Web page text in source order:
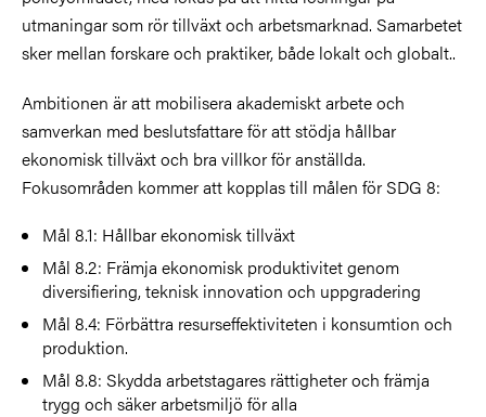
utmaningar som rör tillväxt och arbetsmarknad. Samarbetet
sker mellan forskare och praktiker, både lokalt och globalt..
Ambitionen är att mobilisera akademiskt arbete och
samverkan med beslutsfattare för att stödja hållbar
ekonomisk tillväxt och bra villkor för anställda.
Fokusområden kommer att kopplas till målen för SDG 8:
Mål 8.1: Hållbar ekonomisk tillväxt
Mål 8.2: Främja ekonomisk produktivitet genom
diversifiering, teknisk innovation och uppgradering
Mål 8.4: Förbättra resurseffektiviteten i konsumtion och
produktion.
Mål 8.8: Skydda arbetstagares rättigheter och främja
trygg och säker arbetsmiljö för alla